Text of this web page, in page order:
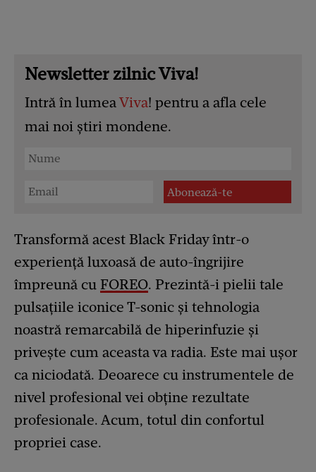
Newsletter zilnic Viva!
Intră în lumeaViva! pentru a afla cele
mai noi știri mondene.
Transformă acest Black Friday într-o
experiență luxoasă de auto-îngrijire
împreună cu FOREO. Prezintă-i pielii tale
pulsațiile iconice T-sonic și tehnologia
noastră remarcabilă de hiperinfuzie și
privește cum aceasta va radia. Este mai ușor
ca niciodată. Deoarece cu instrumentele de
nivel profesional vei obține rezultate
profesionale. Acum, totul din confortul
propriei case.